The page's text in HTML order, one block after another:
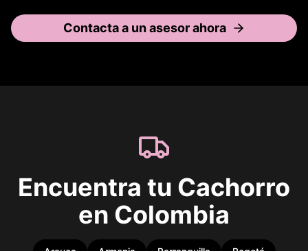
Contacta a un asesor ahora
Encuentra tu Cachorro
en Colombia